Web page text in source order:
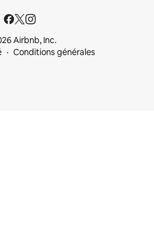
Airbnb, Inc.
Conditions générales